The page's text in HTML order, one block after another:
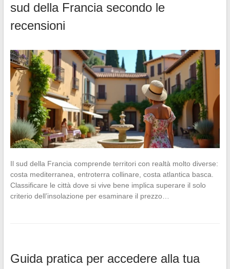
sud della Francia secondo le
recensioni
Il sud della Francia comprende territori con realtà molto diverse:
costa mediterranea, entroterra collinare, costa atlantica basca.
Classificare le città dove si vive bene implica superare il solo
criterio dell’insolazione per esaminare il prezzo…
Guida pratica per accedere alla tua